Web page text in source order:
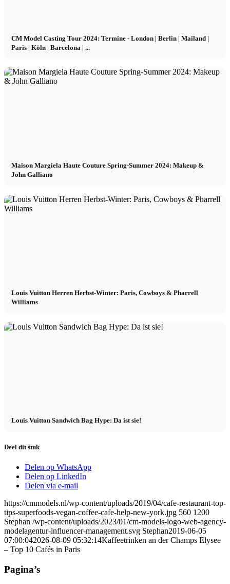
CM Model Casting Tour 2024: Termine - London | Berlin | Mailand |
Paris | Köln | Barcelona | ...
Maison Margiela Haute Couture Spring-Summer 2024: Makeup &
John Galliano
Louis Vuitton Herren Herbst-Winter: Paris, Cowboys & Pharrell
Williams
Louis Vuitton Sandwich Bag Hype: Da ist sie!
Deel dit stuk
Delen op WhatsApp
Delen op LinkedIn
Delen via e-mail
https://cmmodels.nl/wp-content/uploads/2019/04/cafe-restaurant-top-
tips-superfoods-vegan-coffee-cafe-help-new-york.jpg 560 1200
Stephan /wp-content/uploads/2023/01/cm-models-logo-web-agency-
modelagentur-influencer-management.svg Stephan2019-06-05
07:00:042026-08-09 05:32:14Kaffeetrinken an der Champs Elysee
– Top 10 Cafés in Paris
Pagina’s